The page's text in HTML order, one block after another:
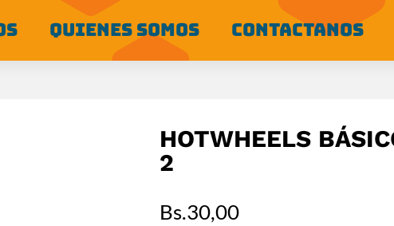
QUIENES SOMOS CONTACTANOS
HOTWHEELS
2
Bs.30,00